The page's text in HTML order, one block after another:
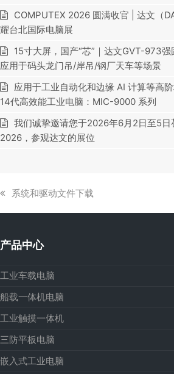
COMPUTEX 2026 圆满收官 | 达文（
耀台北国际电脑展
15寸大屏，国产“芯”｜达文GVT-973强
应用于码头龙门吊/岸吊/钢厂天车等场景
应用于工业自动化和边缘 AI 计算等高
14代高效能工业电脑：MIC-9000 系列
我们诚挚邀请您于2026年6月2日至5日
2026，参观达文的展位
上
章:
系统和驱动文件下载
产品中心
工业车载电脑
船载一体机电脑
工业触摸一体机
三防平板电脑
嵌入式工业电脑